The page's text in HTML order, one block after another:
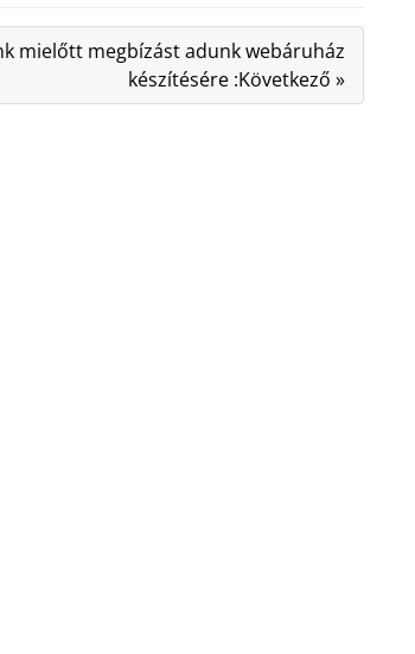
mielőtt megbízást adunk webáruház
készítésére :Következő »